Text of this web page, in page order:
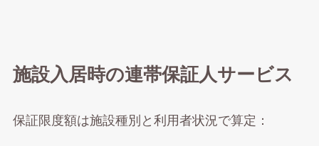
施設入居時の連帯保証人サービス
保証限度額は施設種別と利用者状況で算定：